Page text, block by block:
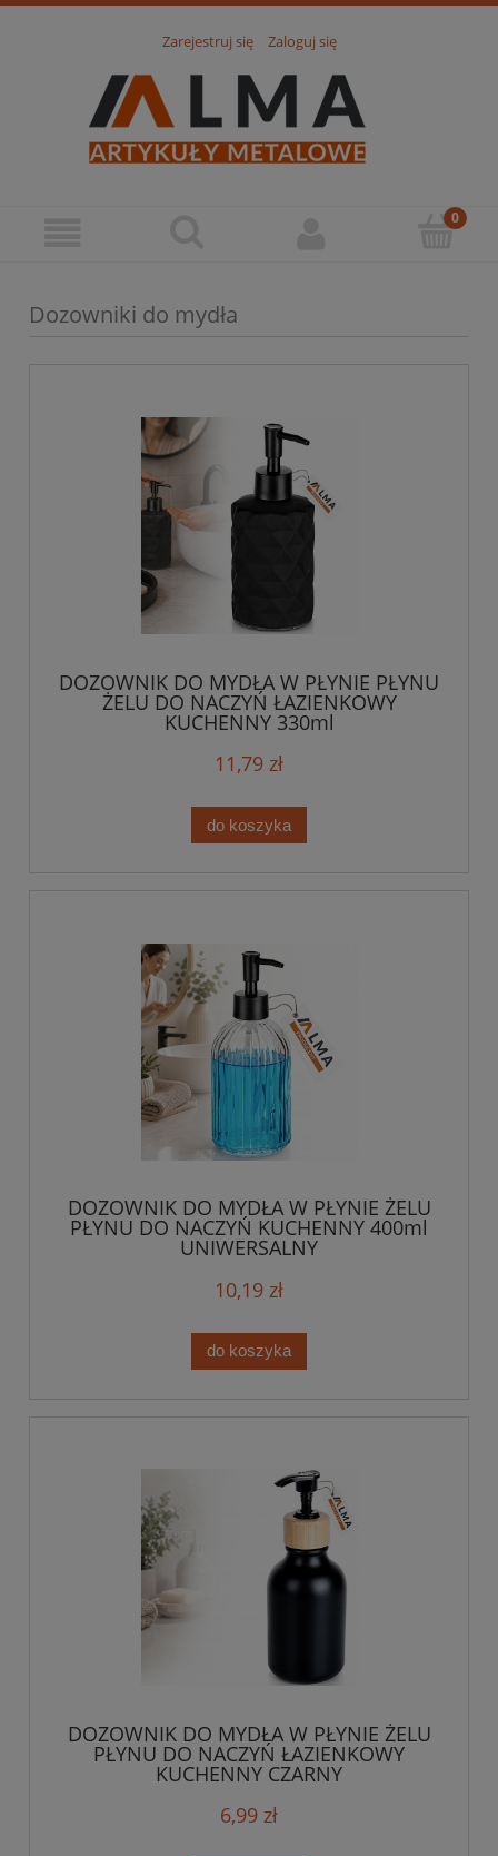
Zarejestruj się Zaloguj się
Dozowniki do mydła
DOZOWNIK DO MYDŁA W PŁYNIE PŁYNU
ŻELU DO NACZYŃ ŁAZIENKOWY
KUCHENNY 330ml
11,79 zł
do koszyka
DOZOWNIK DO MYDŁA W PŁYNIE ŻELU
PŁYNU DO NACZYŃ KUCHENNY 400ml
UNIWERSALNY
10,19 zł
do koszyka
DOZOWNIK DO MYDŁA W PŁYNIE ŻELU
PŁYNU DO NACZYŃ ŁAZIENKOWY
KUCHENNY CZARNY
6,99 zł